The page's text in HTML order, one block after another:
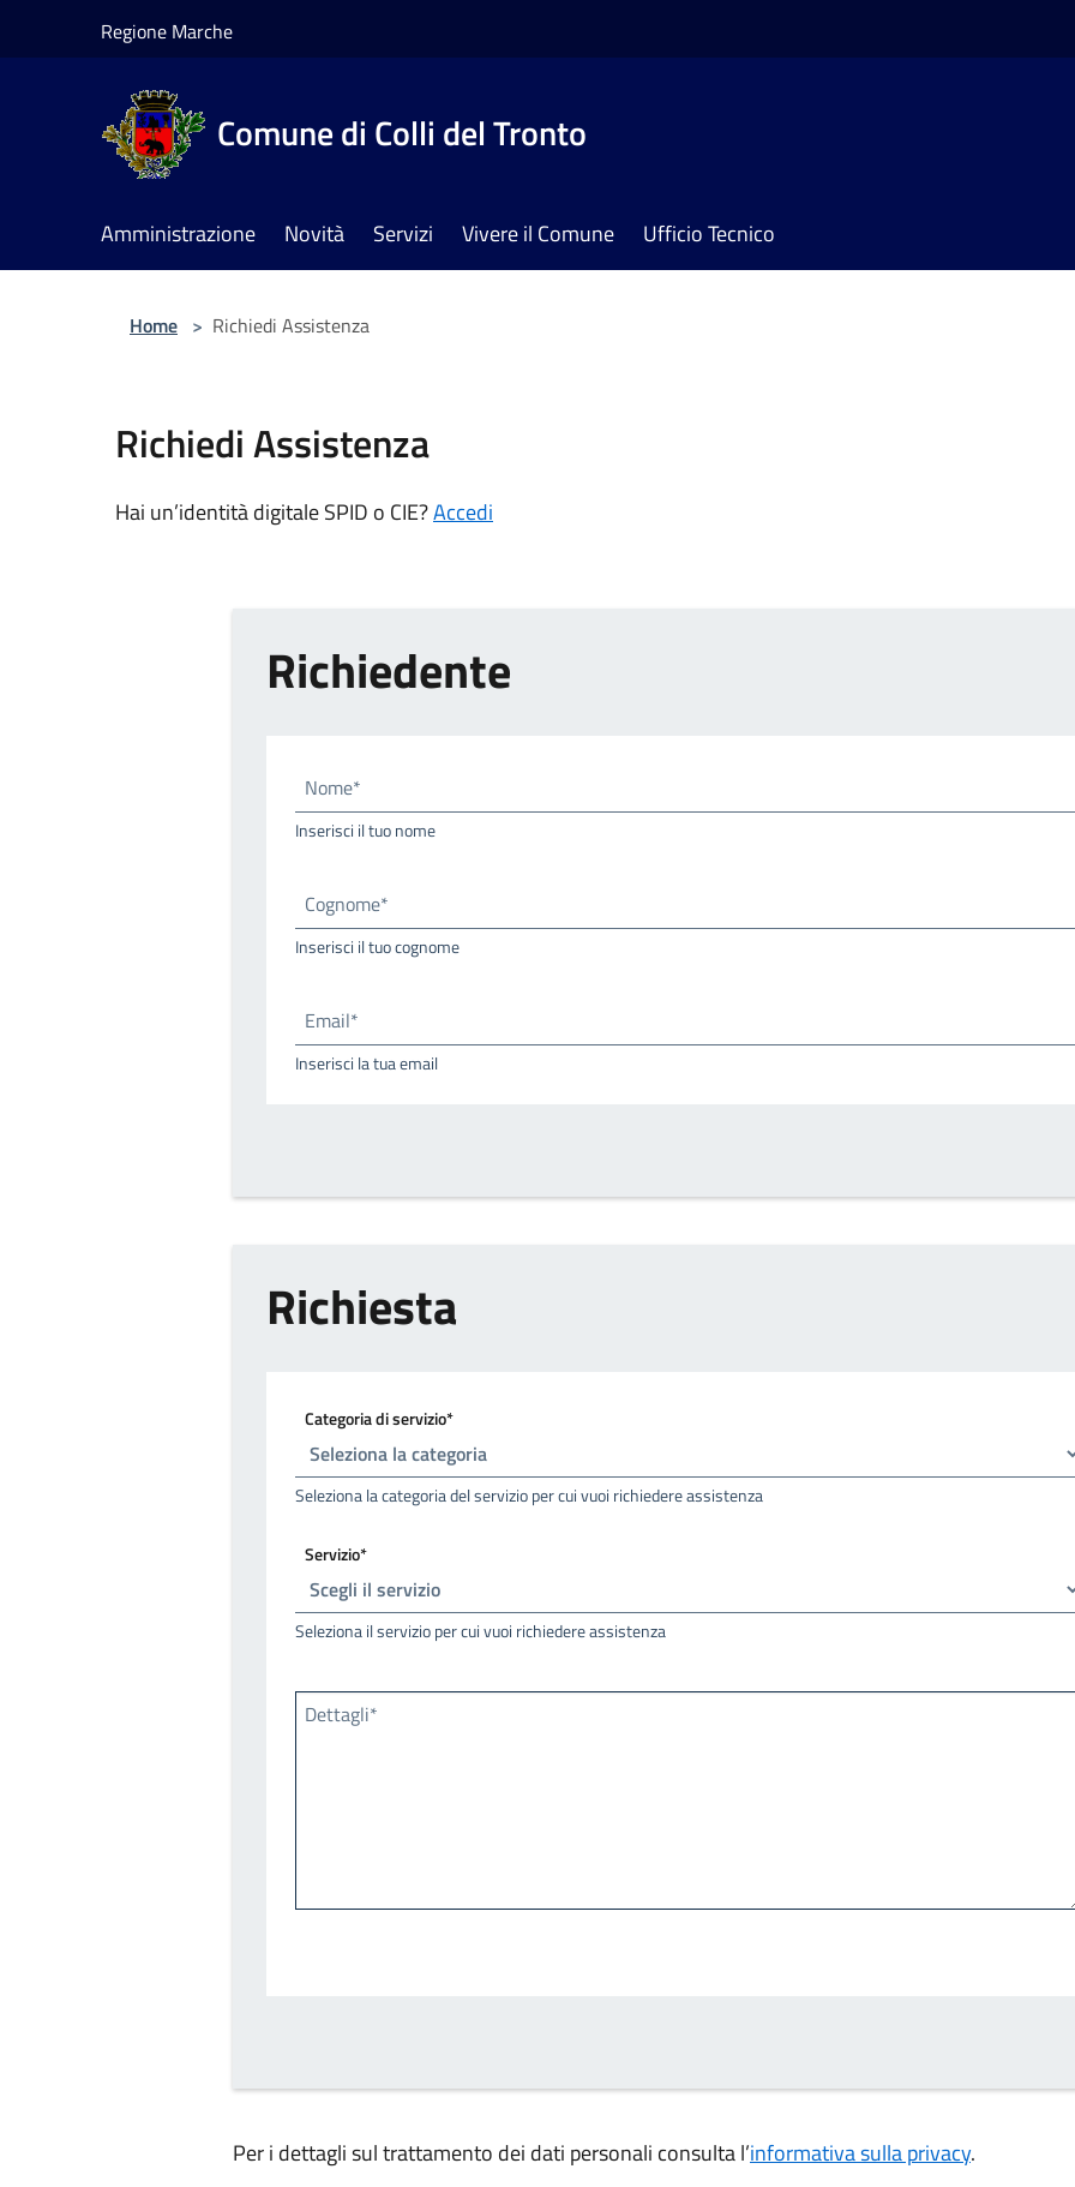
Regione Marche
Comune di Colli del Tronto
Amministrazione Novità Servizi Vivere il Comune Ufficio Tecnico
Home > Richiedi Assistenza
Richiedi Assistenza
Hai un’identità digitale SPID o CIE?Accedi
Richiedente
Nome*
Inserisci il tuo nome
Cognome*
Inserisci il tuo cognome
Email*
Inserisci la tua email
Richiesta
Categoria di servizio*
Seleziona la categoria del servizio per cui vuoi richiedere assistenza
Servizio*
Seleziona il servizio per cui vuoi richiedere assistenza
Dettagli*
Per i dettagli sul trattamento dei dati personali consulta l’informativa sulla privacy.